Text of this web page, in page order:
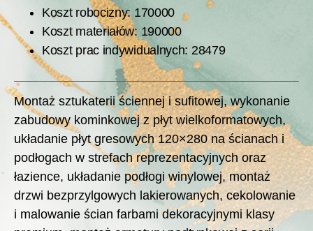
Koszt robocizny: 170000
Koszt materiałów: 190000
Koszt prac indywidualnych: 28479
Montaż sztukaterii ściennej i sufitowej, wykonanie
zabudowy kominkowej z płyt wielkoformatowych,
układanie płyt gresowych 120×280 na ścianach i
podłogach w strefach reprezentacyjnych oraz
łazience, układanie podłogi winylowej, montaż
drzwi bezprzylgowych lakierowanych, cekolowanie
i malowanie ścian farbami dekoracyjnymi klasy